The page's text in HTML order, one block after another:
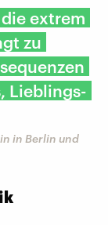
extrem
zu
Lieblings-
in Berlin und